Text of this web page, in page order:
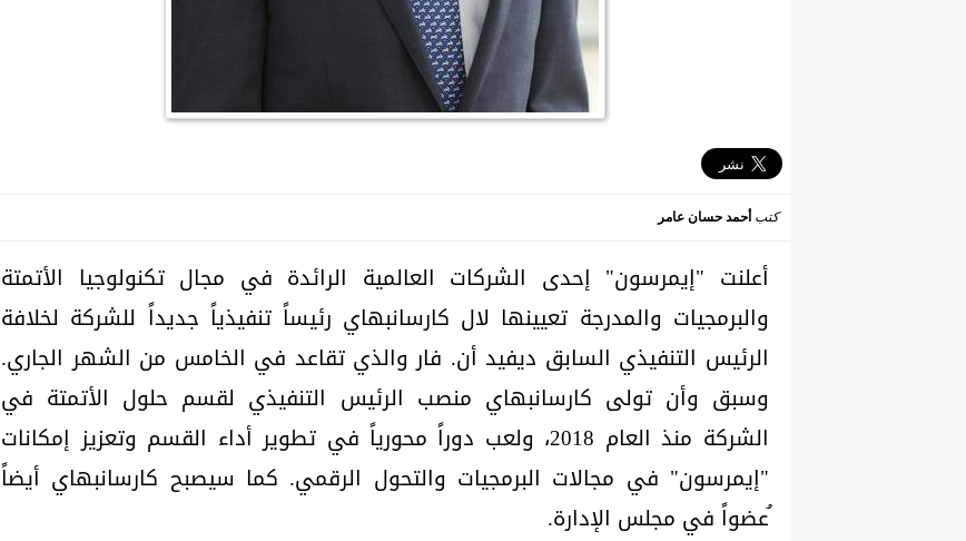
كتب أحمد حسان عامر
أعلنت "إيمرسون" إحدى الشركات العالمية الرائدة في مجال تكنولوجيا الأتمتة
والبرمجيات والمدرجة تعيينها لال كارسانبهاي رئيساً تنفيذياً جديداً للشركة لخلافة
الرئيس التنفيذي السابق ديفيد أن. فار والذي تقاعد في الخامس من الشهر الجاري.
وسبق وأن تولى كارسانبهاي منصب الرئيس التنفيذي لقسم حلول الأتمتة في
الشركة منذ العام 2018، ولعب دوراً محورياً في تطوير أداء القسم وتعزيز إمكانات
"إيمرسون" في مجالات البرمجيات والتحول الرقمي. كما سيصبح كارسانبهاي أيضاً
ُعضواً في مجلس الإدارة.